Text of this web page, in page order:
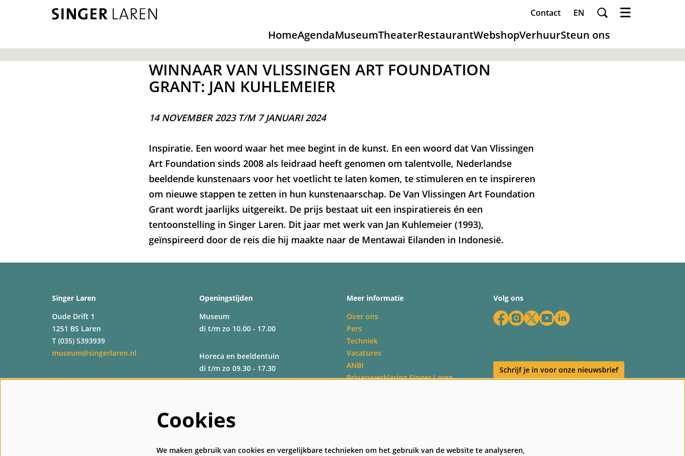
Contact EN
HomeAgendaMuseumTheaterRestaurantWebshopVerhuurSteun ons
Menu
WINNAAR VAN VLISSINGEN ART FOUNDATION
GRANT: JAN KUHLEMEIER
14 NOVEMBER 2023 T/M 7 JANUARI 2024
Inspiratie. Een woord waar het mee begint in de kunst. En een woord dat Van Vlissingen
Art Foundation sinds 2008 als leidraad heeft genomen om talentvolle, Nederlandse
beeldende kunstenaars voor het voetlicht te laten komen, te stimuleren en te inspireren
om nieuwe stappen te zetten in hun kunstenaarschap. De Van Vlissingen Art Foundation
Grant wordt jaarlijks uitgereikt. De prijs bestaat uit een inspiratiereis én een
tentoonstelling in Singer Laren. Dit jaar met werk van Jan Kuhlemeier (1993),
geïnspireerd door de reis die hij maakte naar de Mentawai Eilanden in Indonesië.
Singer Laren
Oude Drift 1
1251 BS Laren
T (035) 5393939
museum@singerlaren.nl
Openingstijden
Museum
di t/m zo 10.00 - 17.00
Horeca en beeldentuin
di t/m zo 09.30 - 17.30
di t/m zo 09.30 - 17.00
Meer informatie
Over ons
Pers
Techniek
Vacatures
ANBI
Privacyverklaring Singer Laren
Volg ons
Schrijf je in voor onze nieuwsbrief
Cookies
We maken gebruik van cookies en vergelijkbare technieken om het gebruik van de website te analyseren,